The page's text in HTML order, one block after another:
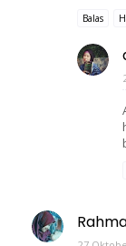
Balas